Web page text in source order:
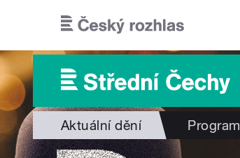
Aktuální dění Program